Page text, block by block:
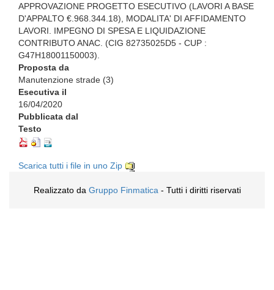
APPROVAZIONE PROGETTO ESECUTIVO (LAVORI A BASE
D'APPALTO €.968.344.18), MODALITA' DI AFFIDAMENTO
LAVORI. IMPEGNO DI SPESA E LIQUIDAZIONE
CONTRIBUTO ANAC. (CIG 82735025D5 - CUP :
G47H18001150003).
Proposta da
Manutenzione strade (3)
Esecutiva il
16/04/2020
Pubblicata dal
Testo
Scarica tutti i file in uno Zip
Realizzato da Gruppo Finmatica- Tutti i diritti riservati